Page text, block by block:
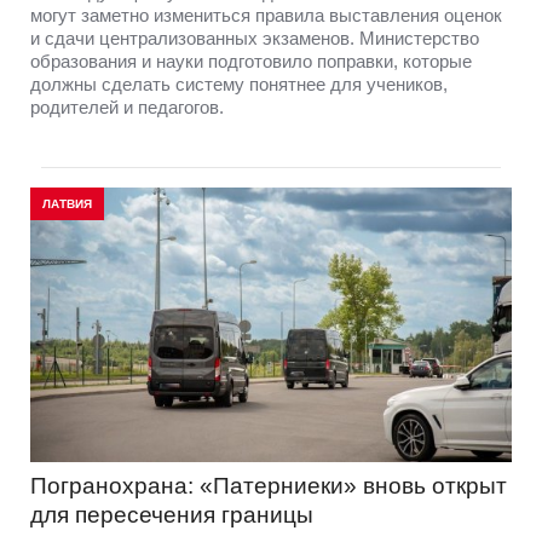
могут заметно измениться правила выставления оценок
и сдачи централизованных экзаменов. Министерство
образования и науки подготовило поправки, которые
должны сделать систему понятнее для учеников,
родителей и педагогов.
ЛАТВИЯ
Погранохрана: «Патерниеки» вновь открыт
для пересечения границы